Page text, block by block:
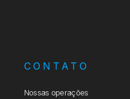
CONTATO
Nossas operações